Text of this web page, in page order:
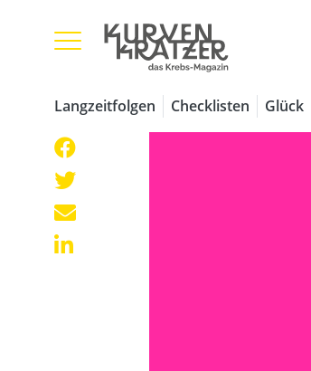
Langzeitfolgen Checklisten Glück